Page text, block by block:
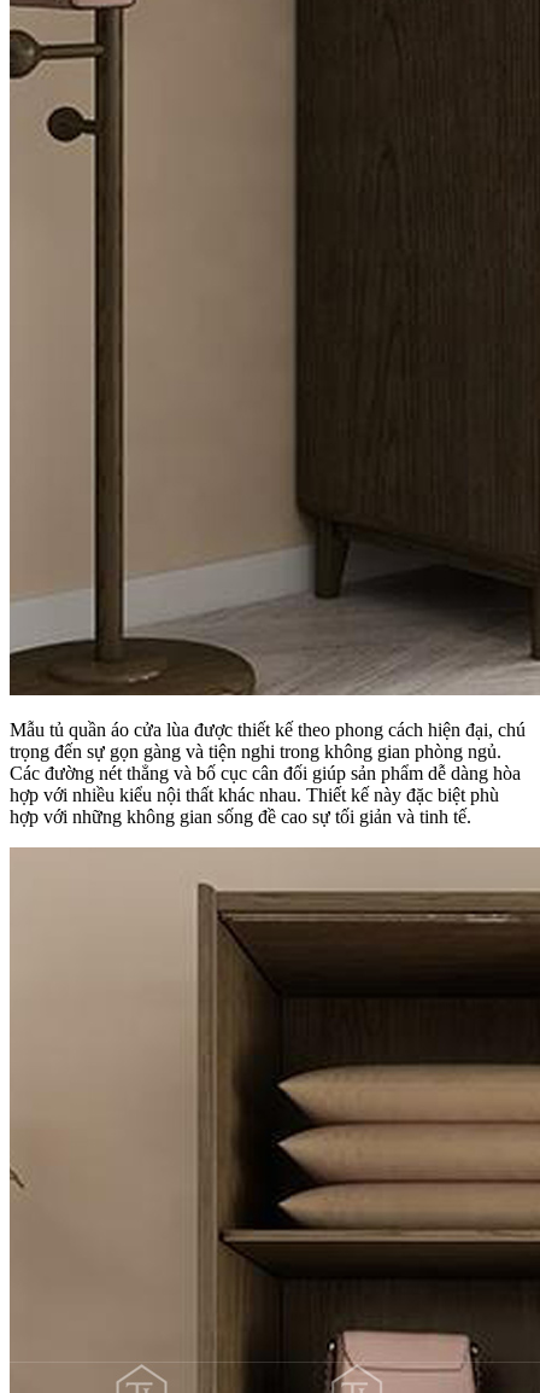
Mẫu tủ quần áo cửa lùa được thiết kế theo phong cách hiện đại, chú
trọng đến sự gọn gàng và tiện nghi trong không gian phòng ngủ.
Các đường nét thẳng và bố cục cân đối giúp sản phẩm dễ dàng hòa
hợp với nhiều kiểu nội thất khác nhau. Thiết kế này đặc biệt phù
hợp với những không gian sống đề cao sự tối giản và tinh tế.